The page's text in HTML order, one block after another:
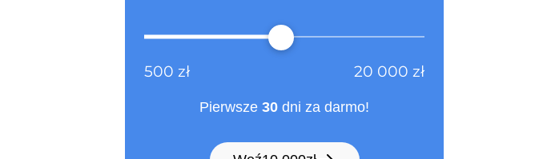
500 zł 20 000 zł
Pierwsze 30 dni za darmo!